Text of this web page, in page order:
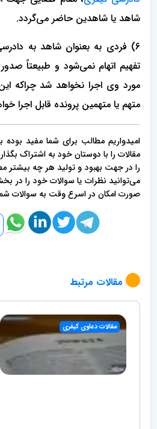
شاهد یا شاهدین حاضر می‌گردد.
۶) فردی به بعنوان شاهد به
تفهیم اتهام نمی‌شود و طبیعتاً
مورد وی اجرا نخواهد شد چراکه
متهم یا متهمین پرونده قابل اجرا
امیدواریم مطالب برای شما مفید
مقالات را با دوستان خود به اشتراک
را در جهت بهبود و تولید هر چه بیشتر
می‌توانید نظرات یا سوالات خود را در
صورت امکان در اسرع وقت به سوالات
مقالات مرتبط
مقالات دعاوی کیفری